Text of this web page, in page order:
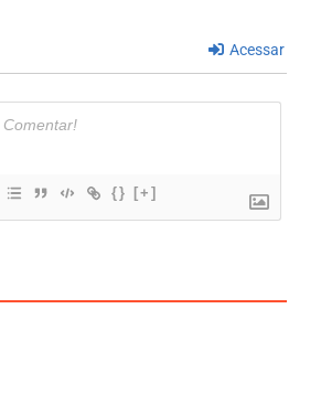
Acessar
{} [+]